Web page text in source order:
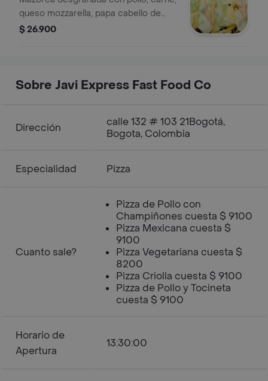
queso mozzarella, papa cabello de
ángel, salsa tártara y tocineta.
$ 26.900
Sobre Javi Express Fast Food Co
Dirección
calle 132 # 103 21Bogotá,
Bogota, Colombia
Especialidad Pizza
Cuanto sale?
Pizza de Pollo con
Champiñones cuesta $ 9100
Pizza Mexicana cuesta $
9100
Pizza Vegetariana cuesta $
8200
Pizza Criolla cuesta $ 9100
Pizza de Pollo y Tocineta
cuesta $ 9100
Horario de
Apertura
13:30:00